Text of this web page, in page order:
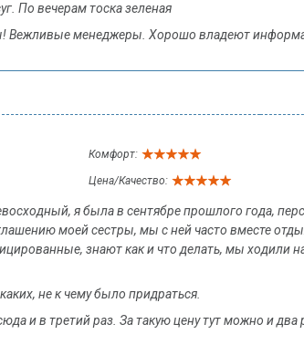
По вечерам тоска зеленая
Вежливые менеджеры. Хорошо владеют
Комфорт:
Цена/Качество:
я была в сентябре прошлого года,
моей сестры, мы с ней часто вместе
знают как и что делать, мы ходили
не к чему было придраться.
и в третий раз. За такую цену тут можно и два